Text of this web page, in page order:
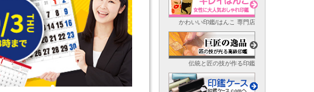
かわいい印鑑/はんこ 専門店
伝統と匠の技が作る印鑑